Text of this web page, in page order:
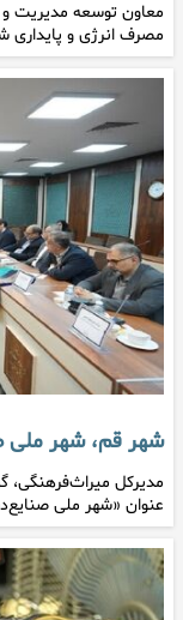
معاون توسعه مدیریت و
مصرف انرژی و
شهر قم، شهر
مدیرکل میراث‌فرهنگی،
عنوان «شهر ملی